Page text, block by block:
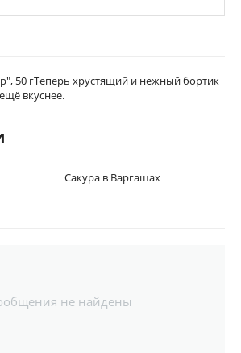
50 гТеперь хрустящий и нежный бортик
вкуснее.
Сакура в Варгашах
не найдены